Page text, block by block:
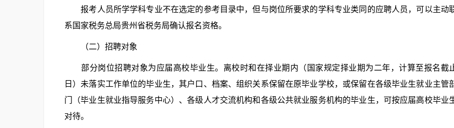
报考人员所学学科专业不在选定的参考目录中，但与岗位所要求的学科专业类同的应聘人员，可以主动
系国家税务总局贵州省税务局确认报名资格。
（二）招聘对象
部分岗位招聘对象为应届高校毕业生。离校时和在择业期内（国家规定择业期为二年，计算至报名截
日）未落实工作单位的毕业生，其户口、档案、组织关系保留在原毕业学校，或保留在各级毕业生就业主管
门（毕业生就业指导服务中心）、各级人才交流机构和各级公共就业服务机构的毕业生，可按应届高校毕业
对待。